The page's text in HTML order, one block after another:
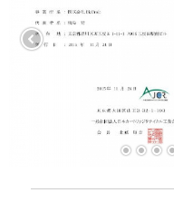
印字枚数について
対応プリンターメーカー
見積書発行依頼
なぜ業務用を選ぶべき？